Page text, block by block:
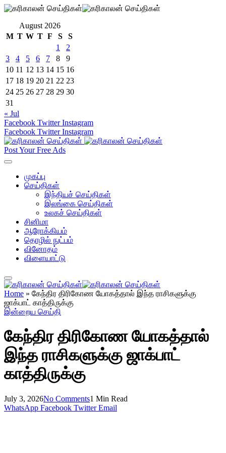
August 2026
M T W T F S
S
1
2
3
4 5 6 7 8
9
10 11 12 13 14 15 16
17 18 19 20 21 22 23
24 25 26 27 28 29 30
31
« Jul
Facebook Twitter Instagram
Facebook Twitter Instagram
Post Your Free Ads
முகப்பு
செய்திகள்
இந்தியச் செய்திகள்
இலங்கை செய்திகள்
உலகச் செய்திகள்
சினிமா
ஆரோக்கியம்
தொழில் நுட்பம்
வினோதம்
விளையாட்டு
Home » கேந்திர திரிகோண யோகத்தால் இந்த ராசிகளுக்கு
ஜாக்பாட் காத்திருக்கு
இன்றைய செய்தி
கேந்திர திரிகோண யோகத்தால்
இந்த ராசிகளுக்கு ஜாக்பாட்
காத்திருக்கு
July 3, 2026No Comments1 Min Read
WhatsApp Facebook Twitter Email